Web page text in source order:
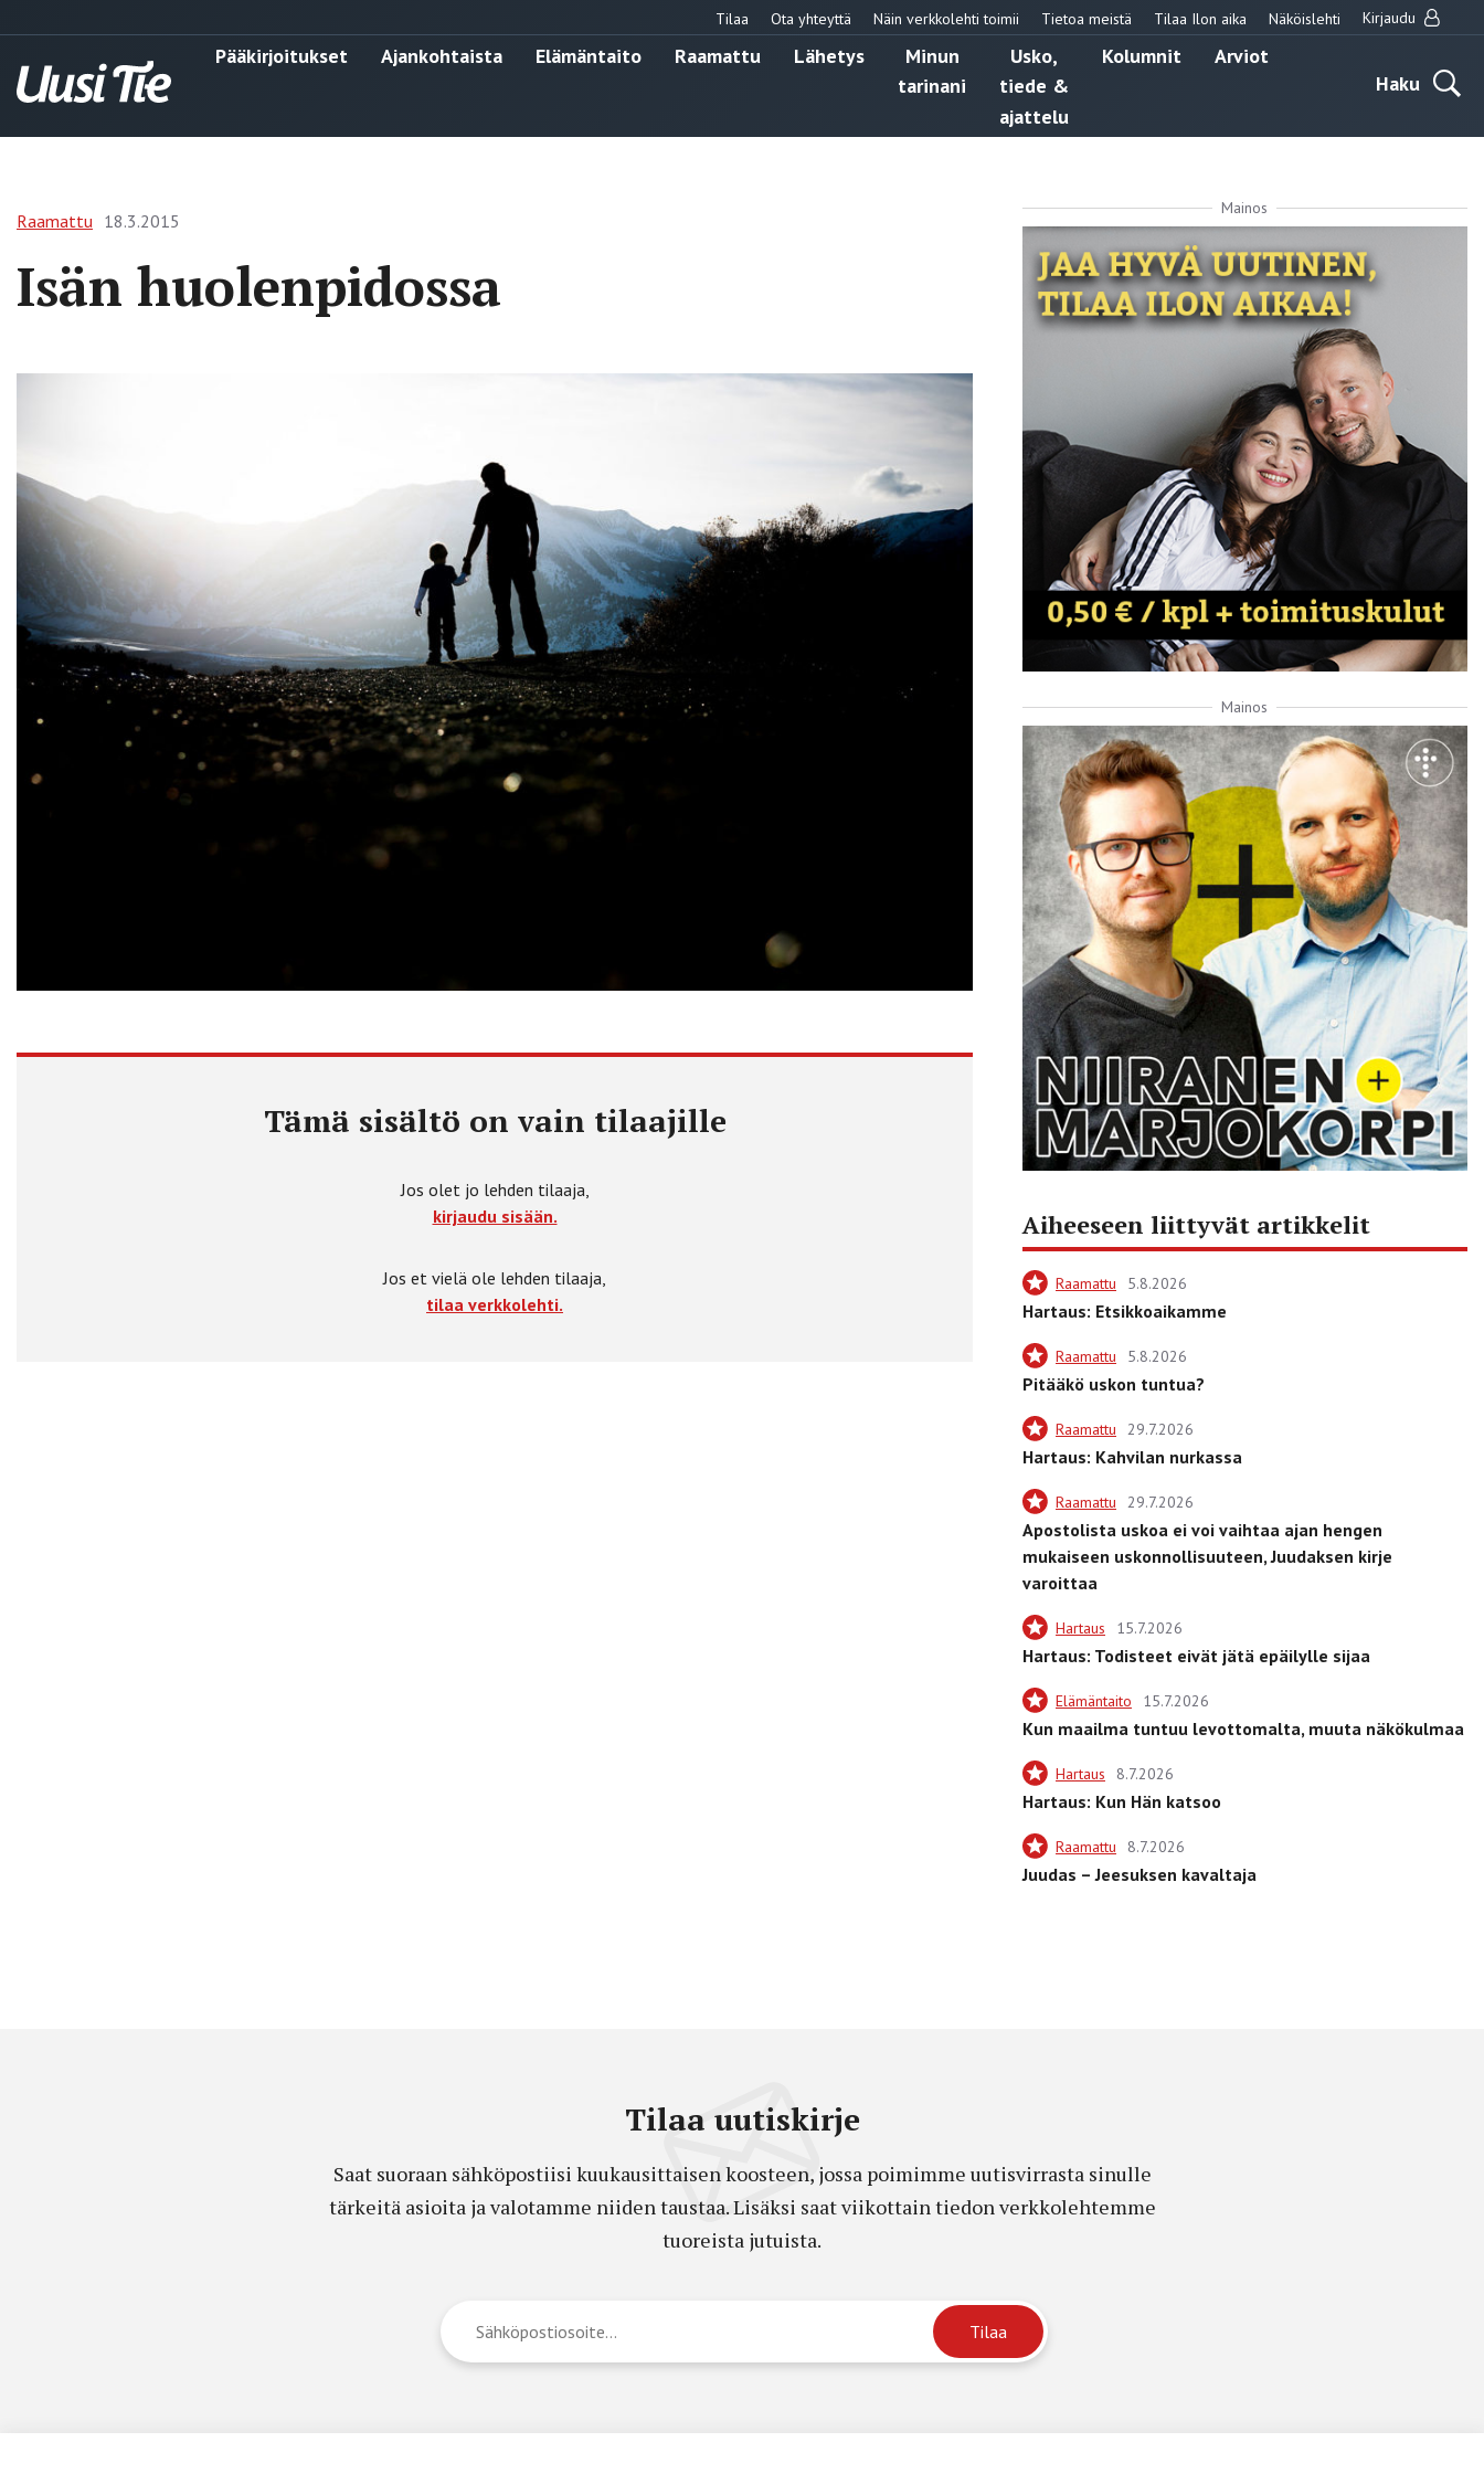
Tilaa Ota yhteyttä Näin verkkolehti toimii Tietoa meistä Tilaa Ilon aika Näköislehti Kirjaudu
Pääkirjoitukset Ajankohtaista Elämäntaito Raamattu Lähetys
Minun
tarinani
Usko,
tiede &
ajattelu
Kolumnit
Arviot
Haku
Raamattu 18.3.2015
Isän huolenpidossa
Tämä sisältö on vain tilaajille
Jos olet jo lehden tilaaja,
kirjaudu sisään.
Jos et vielä ole lehden tilaaja,
tilaa verkkolehti.
Mainos
Mainos
Aiheeseen liittyvät artikkelit
Raamattu 5.8.2026
Hartaus: Etsikkoaikamme
Raamattu 5.8.2026
Pitääkö uskon tuntua?
Raamattu 29.7.2026
Hartaus: Kahvilan nurkassa
Raamattu 29.7.2026
Apostolista uskoa ei voi vaihtaa ajan hengen
mukaiseen uskonnollisuuteen, Juudaksen kirje
varoittaa
Hartaus 15.7.2026
Hartaus: Todisteet eivät jätä epäilylle sijaa
Elämäntaito 15.7.2026
Kun maailma tuntuu levottomalta, muuta näkökulmaa
Hartaus 8.7.2026
Hartaus: Kun Hän katsoo
Raamattu 8.7.2026
Juudas – Jeesuksen kavaltaja
Tilaa uutiskirje
Saat suoraan sähköpostiisi kuukausittaisen koosteen, jossa poimimme uutisvirrasta sinulle
tärkeitä asioita ja valotamme niiden taustaa. Lisäksi saat viikottain tiedon verkkolehtemme
tuoreista jutuista.